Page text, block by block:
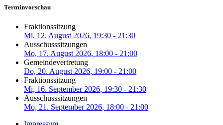
Terminvorschau
Fraktionssitzung
Mi, 12. August 2026, 19:30 - 21:30
Ausschusssitzungen
Mo, 17. August 2026, 18:00 - 21:00
Gemeindevertretung
Do, 20. August 2026, 19:00 - 21:00
Fraktionssitzung
Mi, 16. September 2026, 19:30 - 21:30
Ausschusssitzungen
Mo, 21. September 2026, 18:00 - 21:00